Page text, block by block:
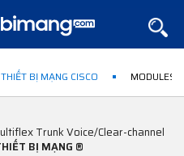
THIẾT BỊ MẠNG CISCO MODULES
Trunk Voice/Clear-channel
BỊ MẠNG ®